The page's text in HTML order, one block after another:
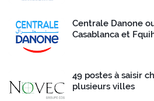
Centrale Danone
Casablanca et
49 postes à saisir
plusieurs villes